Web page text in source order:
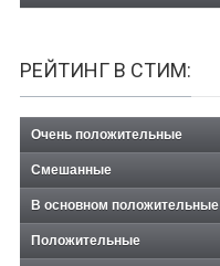
РЕЙТИНГ В СТИМ:
Очень положительные
Смешанные
В основном положительные
Положительные